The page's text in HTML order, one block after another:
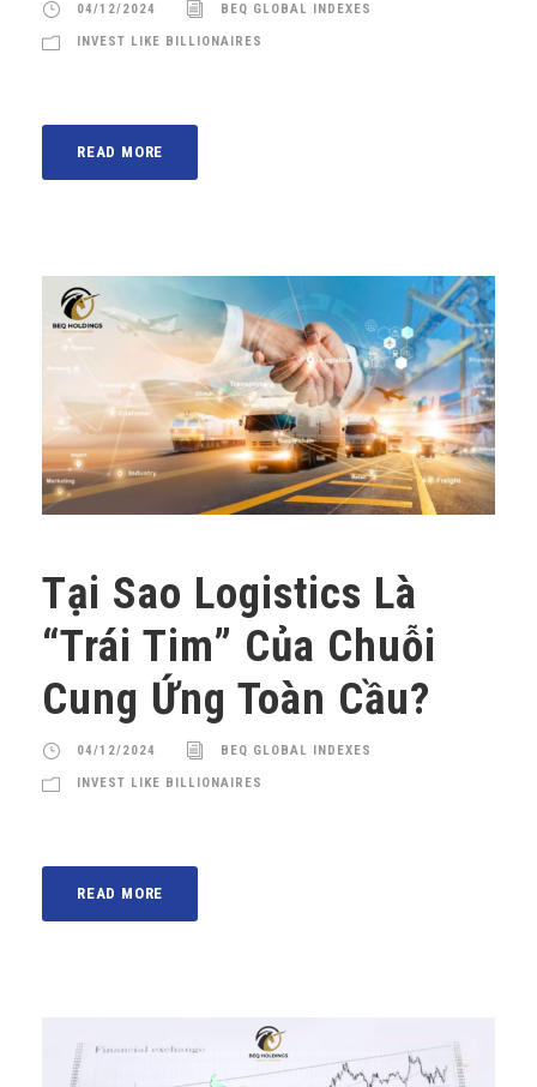
04/12/2024 BEQ GLOBAL INDEXES
INVEST LIKE BILLIONAIRES
READ MORE
Tại Sao Logistics Là
“Trái Tim” Của Chuỗi
Cung Ứng Toàn Cầu?
04/12/2024 BEQ GLOBAL INDEXES
INVEST LIKE BILLIONAIRES
READ MORE